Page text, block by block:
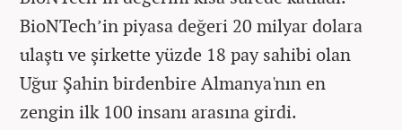
BioNTech’in piyasa değeri 20 milyar dolara
ulaştı ve şirkette yüzde 18 pay sahibi olan
Uğur Şahin birdenbire Almanya'nın en
zengin ilk 100 insanı arasına girdi.